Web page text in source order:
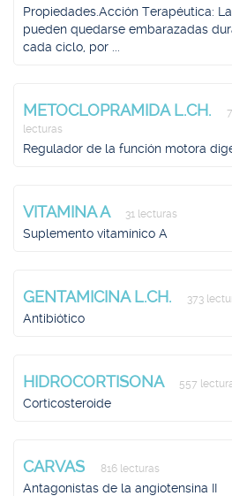
Propiedades.Acción Terapéutica:
pueden quedarse embarazadas
cada ciclo, por ...
METOCLOPRAMIDA L.CH.
lecturas
Regulador de la función motora
VITAMINA A 31 lecturas
Suplemento vitamínico A
GENTAMICINA L.CH. 373
Antibiótico
HIDROCORTISONA 557
Corticosteroide
CARVAS 816 lecturas
Antagonistas de la angiotensina II